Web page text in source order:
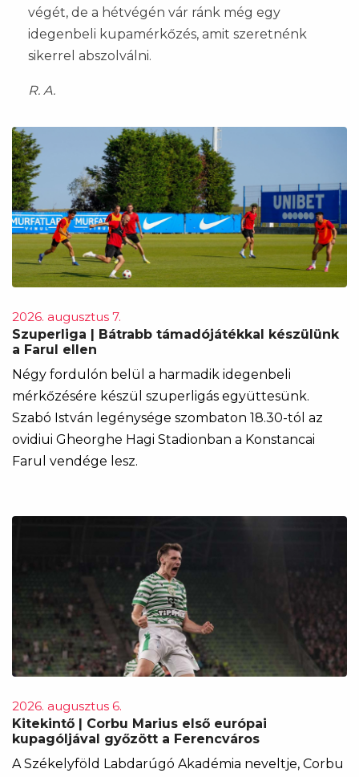
végét, de a hétvégén vár ránk még egy
idegenbeli kupamérkőzés, amit szeretnénk
sikerrel abszolválni.
R. A.
2026. augusztus 7.
Szuperliga | Bátrabb támadójátékkal készülünk
a Farul ellen
Négy fordulón belül a harmadik idegenbeli
mérkőzésére készül szuperligás együttesünk.
Szabó István legénysége szombaton 18.30-tól az
ovidiui Gheorghe Hagi Stadionban a Konstancai
Farul vendége lesz.
2026. augusztus 6.
Kitekintő | Corbu Marius első európai
kupagóljával győzött a Ferencváros
A Székelyföld Labdarúgó Akadémia neveltje, Corbu